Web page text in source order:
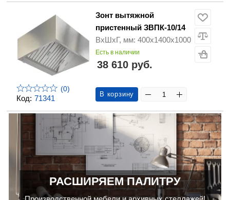
Код: 71341
(0)
Зонт вытяжной
пристенный ЗВПК-10/14
ВхШхГ, мм: 400х1400х1000
Есть в наличии
38 610 руб.
В корзину
РАСШИРЯЕМ ПАЛИТРУ